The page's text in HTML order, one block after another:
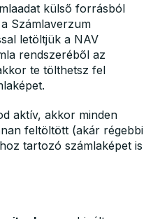
külső forrásból
Számlaverzum
letöltjük a NAV
rendszeréből az
te tölthetsz fel
aktív, akkor minden
feltöltött (akár régebbi
tartozó számlaképet is